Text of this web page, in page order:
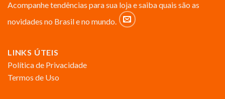
Acompanhe tendências para sua loja e saiba quais são as
novidades no Brasil e no mundo.
LINKS ÚTEIS
Política de Privacidade
Termos de Uso